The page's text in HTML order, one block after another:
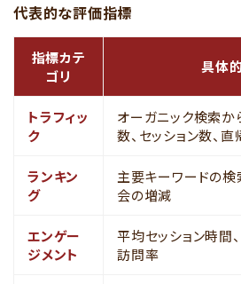
代表的な評価指標
指標カテ
ゴリ
具体
トラフィッ
ク
オーガニック検索か
数、セッション数、直
ランキン
グ
主要キーワードの
会の増減
エンゲー
ジメント
平均セッション時間
訪問率